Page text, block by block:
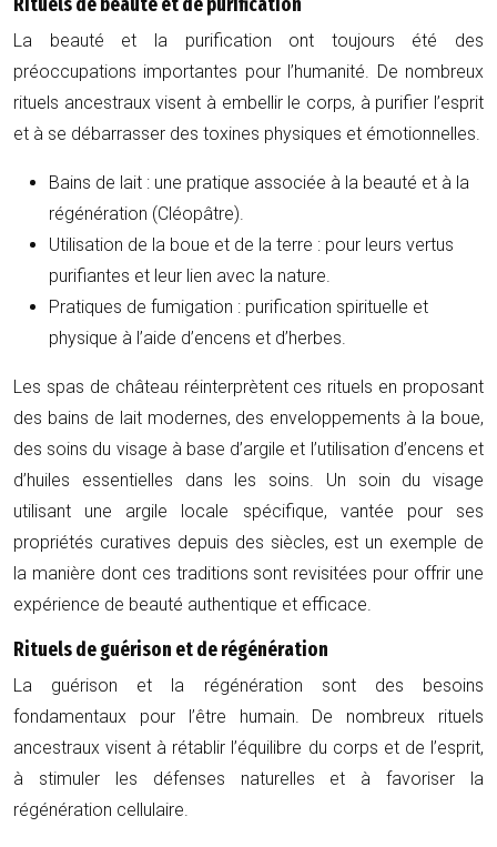
La beauté et la purification ont toujours été des
préoccupations importantes pour l’humanité. De nombreux
rituels ancestraux visent à embellir le corps, à purifier l’esprit
et à se débarrasser des toxines physiques et émotionnelles.
Bains de lait : une pratique associée à la beauté et à la
régénération (Cléopâtre).
Utilisation de la boue et de la terre : pour leurs vertus
purifiantes et leur lien avec la nature.
Pratiques de fumigation : purification spirituelle et
physique à l’aide d’encens et d’herbes.
Les spas de château réinterprètent ces rituels en proposant
des bains de lait modernes, des enveloppements à la boue,
des soins du visage à base d’argile et l’utilisation d’encens et
d’huiles essentielles dans les soins. Un soin du visage
utilisant une argile locale spécifique, vantée pour ses
propriétés curatives depuis des siècles, est un exemple de
la manière dont ces traditions sont revisitées pour offrir une
expérience de beauté authentique et efficace.
Rituels de guérison et de régénération
La guérison et la régénération sont des besoins
fondamentaux pour l’être humain. De nombreux rituels
ancestraux visent à rétablir l’équilibre du corps et de l’esprit,
à stimuler les défenses naturelles et à favoriser la
régénération cellulaire.